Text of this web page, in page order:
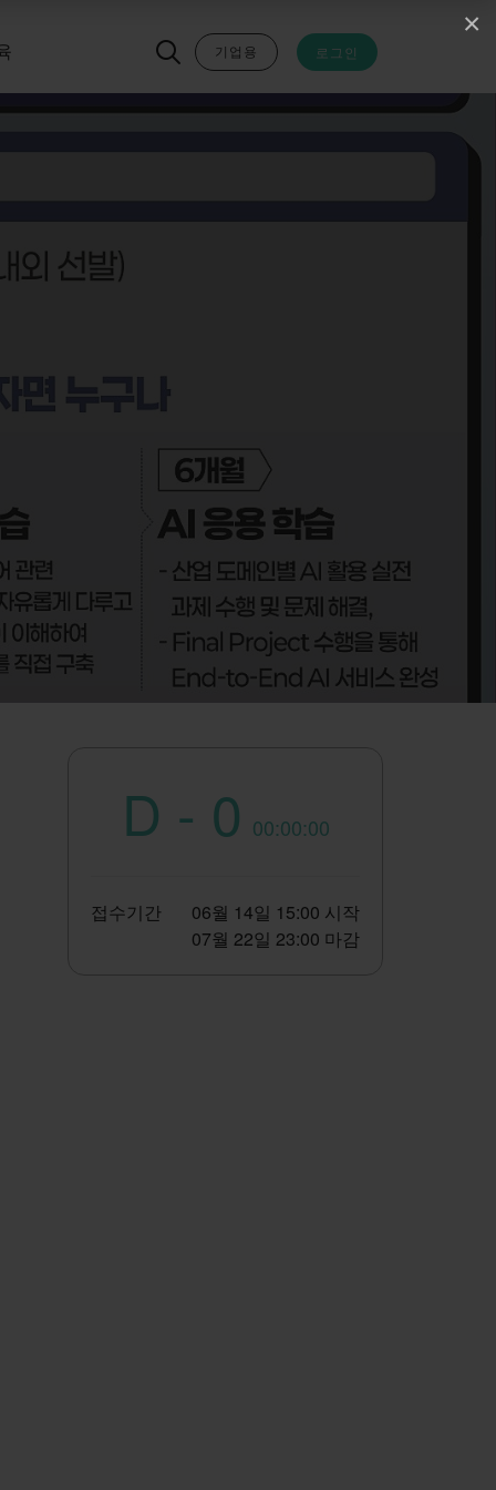
×
로그인
기업용
D - 0 00:00:00
접수기간
06월 14일 15:00 시작
07월 22일 23:00 마감